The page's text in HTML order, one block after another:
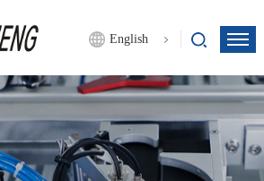
English